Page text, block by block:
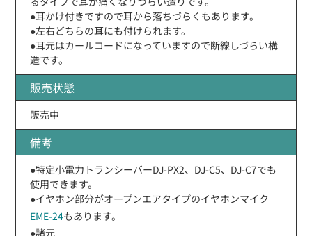
●耳かけ付きですので耳から落ちづらくもあります。
●左右どちらの耳にも付けられます。
●耳元はカールコードになっていますので断線しづらい構
造です。
販売状態
販売中
備考
●特定小電力トランシーバーDJ-PX2、DJ-C5、DJ-C7でも
使用できます。
●イヤホン部分がオープンエアタイプのイヤホンマイク
EME-24もあります。
●諸元